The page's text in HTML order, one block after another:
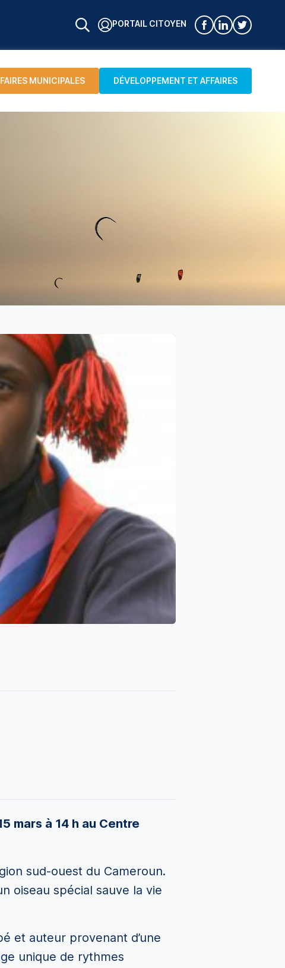
PORTAIL CITOYEN
MUNICIPALES DÉVELOPPEMENT ET AFFAIRES
mars à 14 h au Centre
sud-ouest du Cameroun.
oiseau spécial sauve la vie
et auteur provenant d’une
unique de rythmes